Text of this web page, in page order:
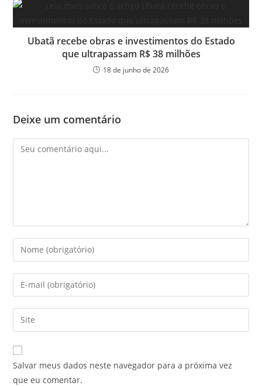
Ubatã recebe obras e investimentos do Estado
que ultrapassam R$ 38 milhões
18 de junho de 2026
Deixe um comentário
Salvar meus dados neste navegador para a próxima vez
que eu comentar.